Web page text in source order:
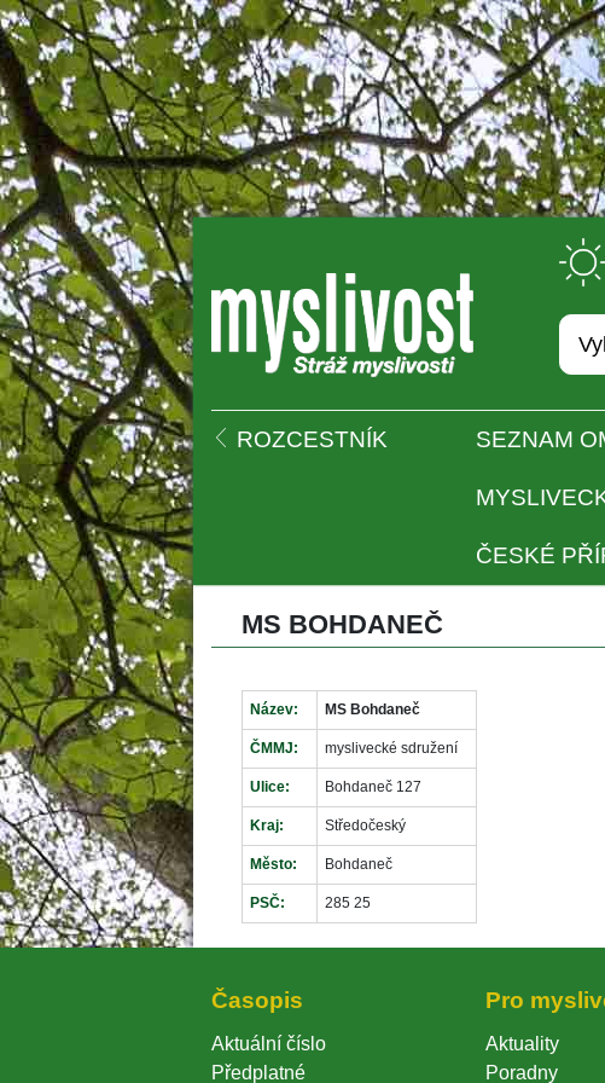
ROZCESTNÍK SEZNAM
ČESKÉ
MS BOHDANEČ
Název: MS Bohdaneč
ČMMJ: myslivecké sdružení
Ulice: Bohdaneč 127
Kraj: Středočeský
Město: Bohdaneč
PSČ: 285 25
Časopi
Aktuální číslo
Předplatné
Pro
Aktuality
Poradny